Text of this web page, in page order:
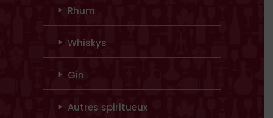
Rhum
Whiskys
Gin
Autres spiritueux